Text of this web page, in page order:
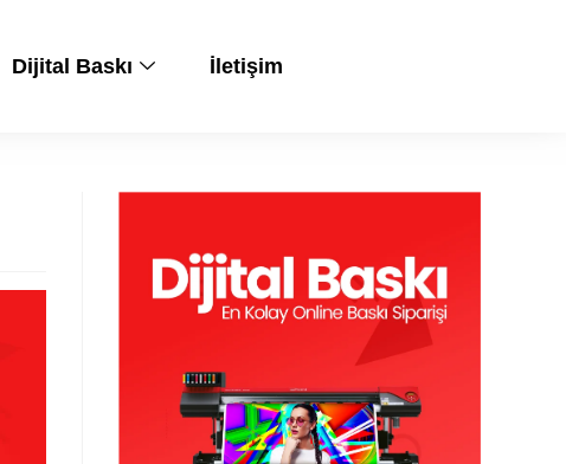
Dijital Baskı İletişim